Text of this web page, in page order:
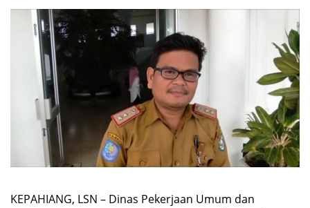
KEPAHIANG, LSN – Dinas Pekerjaan Umum dan